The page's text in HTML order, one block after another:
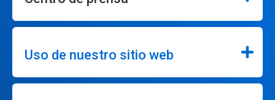
Uso de nuestro sitio web